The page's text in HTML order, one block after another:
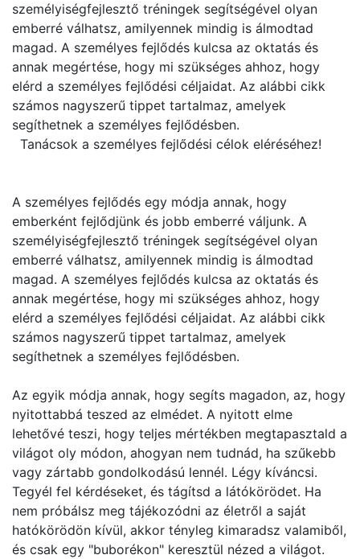
személyiségfejlesztő tréningek segítségével olyan
emberré válhatsz, amilyennek mindig is álmodtad
magad. A személyes fejlődés kulcsa az oktatás és
annak megértése, hogy mi szükséges ahhoz, hogy
elérd a személyes fejlődési céljaidat. Az alábbi cikk
számos nagyszerű tippet tartalmaz, amelyek
segíthetnek a személyes fejlődésben.
Tanácsok a személyes fejlődési célok eléréséhez!
A személyes fejlődés egy módja annak, hogy
emberként fejlődjünk és jobb emberré váljunk. A
személyiségfejlesztő tréningek segítségével olyan
emberré válhatsz, amilyennek mindig is álmodtad
magad. A személyes fejlődés kulcsa az oktatás és
annak megértése, hogy mi szükséges ahhoz, hogy
elérd a személyes fejlődési céljaidat. Az alábbi cikk
számos nagyszerű tippet tartalmaz, amelyek
segíthetnek a személyes fejlődésben.
Az egyik módja annak, hogy segíts magadon, az, hogy
nyitottabbá teszed az elmédet. A nyitott elme
lehetővé teszi, hogy teljes mértékben megtapasztald a
világot oly módon, ahogyan nem tudnád, ha szűkebb
vagy zártabb gondolkodású lennél. Légy kíváncsi.
Tegyél fel kérdéseket, és tágítsd a látókörödet. Ha
nem próbálsz meg tájékozódni az életről a saját
hatókörödön kívül, akkor tényleg kimaradsz valamiből,
és csak egy "buborékon" keresztül nézed a világot.